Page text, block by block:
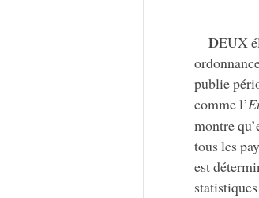
DEUX
publie
comme l’
montre
tous les
est